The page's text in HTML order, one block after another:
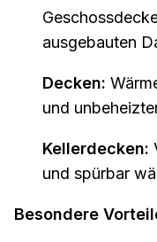
ausgebauten
Decken:
und
Kellerdecken:
und spürbar
Besondere